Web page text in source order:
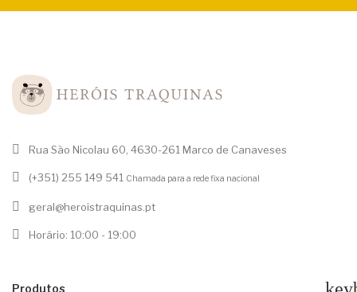
Rua São Nicolau 60, 4630-261 Marco de Canaveses
(+351) 255 149 541 Chamada para a rede fixa nacional
geral@heroistraquinas.pt
Horário: 10:00 - 19:00
Produtos